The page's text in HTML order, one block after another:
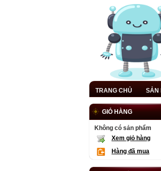
TRANG CHỦ SẢN
GIỎ HÀNG
Không có sản phẩm
Xem giỏ hàng
Hàng đã mua